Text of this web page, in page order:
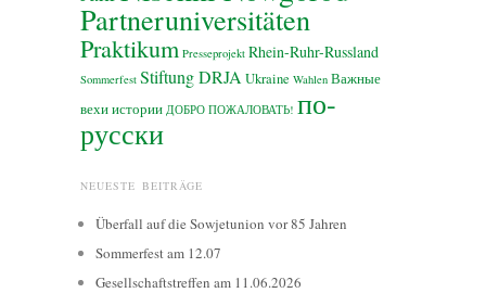
Partneruniversitäten
Praktikum Presseprojekt Rhein-Ruhr-Russland
Sommerfest Stiftung DRJA Ukraine Wahlen Важные
вехи истории ДОБРО ПОЖАЛОВАТЬ! по-
русски
NEUESTE BEITRÄGE
Überfall auf die Sowjetunion vor 85 Jahren
Sommerfest am 12.07
Gesellschaftstreffen am 11.06.2026